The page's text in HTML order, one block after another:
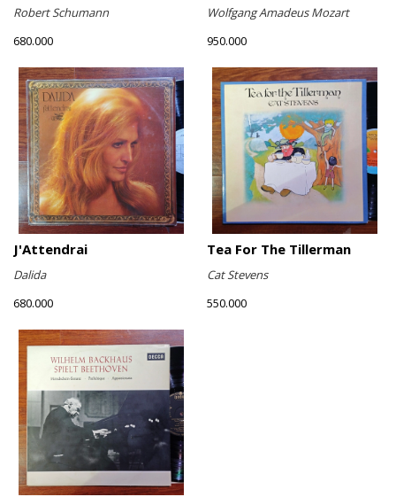
Robert Schumann
680.000
Wolfgang Amadeus Mozart
950.000
J'Attendrai
Dalida
680.000
Tea For The Tillerman
Cat Stevens
550.000